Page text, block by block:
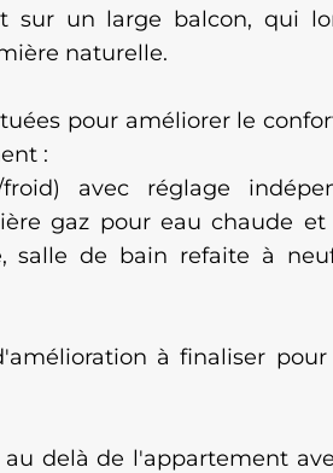
sur un large balcon, qui
naturelle.
pour améliorer le
:
avec réglage
gaz pour eau chaude et
salle de bain refaite à
à finaliser
delà de l'appartement